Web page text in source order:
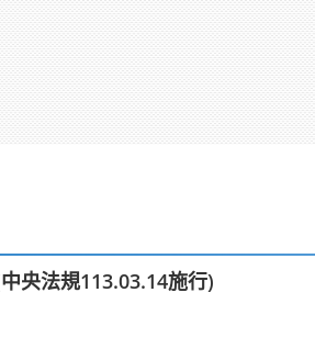
央法規113.03.14施行)